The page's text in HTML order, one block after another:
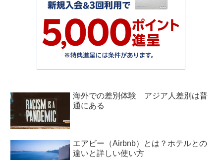
海外での差別体験 アジア人差別は普
通にある
エアビー（Airbnb）とは？ホテルとの
違いと詳しい使い方